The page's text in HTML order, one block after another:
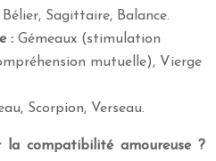
Bélier, Sagittaire, Balance.
: Gémeaux (stimulation
mutuelle), Vierge
Scorpion, Verseau.
la compatibilité amoureuse ?